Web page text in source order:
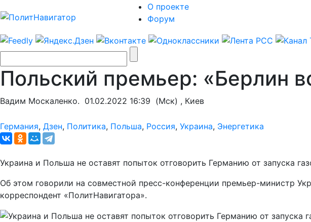
О проекте
Форум
Польский премьер: «Берлин
Вадим Москаленко. 01.02.2022 16:39 (Мск) , Киев
Германия, Дзен, Политика, Польша, Россия, Украина, Энергетика
Украина и Польша не оставят попыток отговорить Германию от запуска
Об этом говорили на совместной пресс-конференции премьер-министр
корреспондент «ПолитНавигатора».